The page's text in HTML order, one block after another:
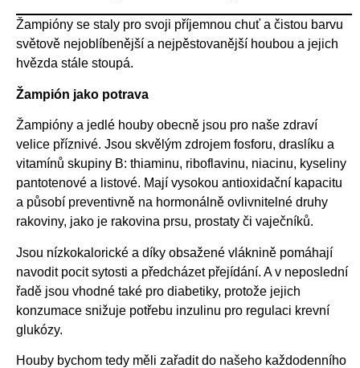
Žampióny se staly pro svoji příjemnou chuť a čistou barvu
světově nejoblíbenější a nejpěstovanější houbou a jejich
hvězda stále stoupá.
Žampión jako potrava
Žampióny a jedlé houby obecně jsou pro naše zdraví
velice příznivé. Jsou skvělým zdrojem fosforu, draslíku a
vitamínů skupiny B: thiaminu, riboflavinu, niacinu, kyseliny
pantotenové a listové. Mají vysokou antioxidační kapacitu
a působí preventivně na hormonálně ovlivnitelné druhy
rakoviny, jako je rakovina prsu, prostaty či vaječníků.
Jsou nízkokalorické a díky obsažené vláknině pomáhají
navodit pocit sytosti a předcházet přejídání. A v neposlední
řadě jsou vhodné také pro diabetiky, protože jejich
konzumace snižuje potřebu inzulinu pro regulaci krevní
glukózy.
Houby bychom tedy měli zařadit do našeho každodenního